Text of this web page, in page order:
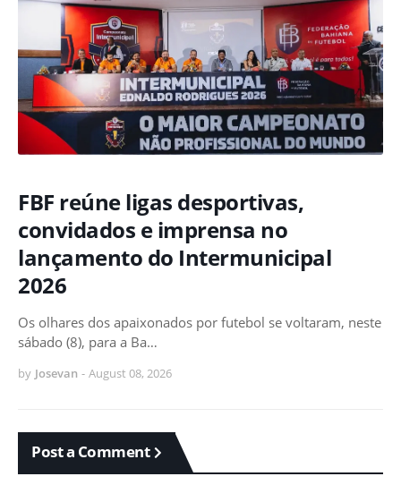
FBF reúne ligas desportivas,
convidados e imprensa no
lançamento do Intermunicipal
2026
Os olhares dos apaixonados por futebol se voltaram, neste
sábado (8), para a Ba…
by Josevan - August 08, 2026
Post a Comment